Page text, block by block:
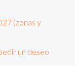
(zonas y
un deseo